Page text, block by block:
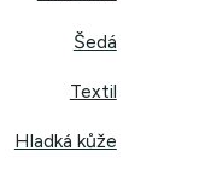
Šedá
Textil
Hladká kůže